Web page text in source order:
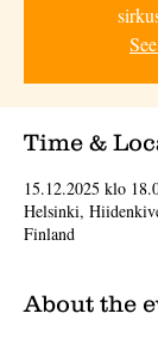
Time &
15.12.2025 klo
Helsinki,
Finland
About the